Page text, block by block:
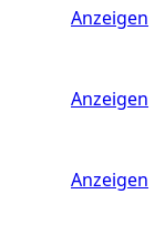
Anzeigen
Anzeigen
Anzeigen